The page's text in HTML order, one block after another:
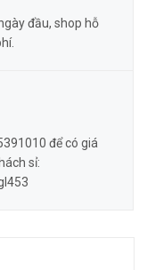
đầu, shop hỗ
để có giá
sỉ: